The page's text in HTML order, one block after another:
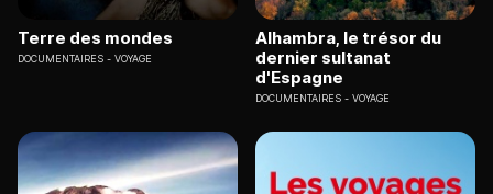
Terre des mondes
DOCUMENTAIRES VOYAGE
Alhambra, le trésor du
dernier sultanat
d'Espagne
DOCUMENTAIRES VOYAGE